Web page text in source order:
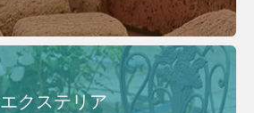
エクステリア